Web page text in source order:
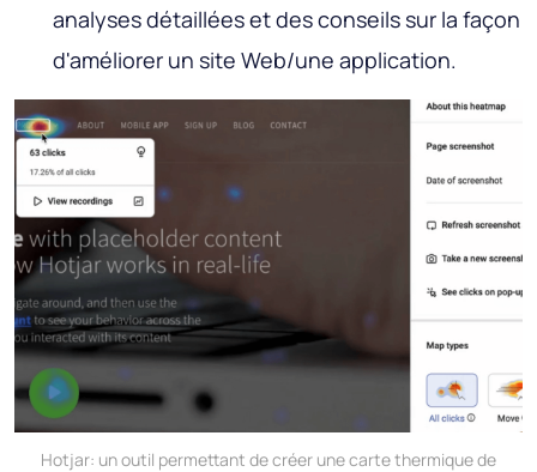
analyses détaillées et des conseils sur la façon
d'améliorer un site Web/une application.
Hotjar: un outil permettant de créer une carte thermique de